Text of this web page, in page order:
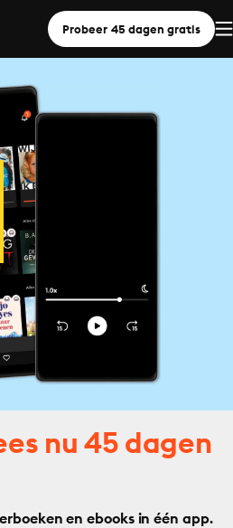
Probeer 45 dagen gratis
nu 45 dagen
en ebooks in één app.